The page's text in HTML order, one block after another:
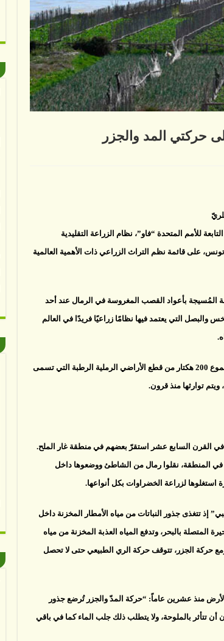
حركتي المد والجزر
للأمم المتحدة “فاو”، نظام الزراعة التقليدية
على قائمة نظم التراث الزراعي ذات الأهمية العالمية
المُسيجة بأعواد القصب المغروسة في الرمال عند أحد
التي يعتمد فيها نظامًا زراعيًا فريدًا في العالم
وكان علي القارصي وزوجته قد ورثا قرابة 0.8 هكتار من مجموع 200 هكتار من قطع الأراضي الرملية الرطبة التي تسمى
القرن السابع عشر استقرّ بعضهم في منطقة غار الملح.
في المنطقة، نقلوا رمال من الشاطئ ووضعوها داخل
استغلوها لزراعة الخضراوات بكل أنواعها.
إذ تتغذى جذور النباتات من مياه الأمطار المخزنة داخل
المتصلة بالبحر، وتدفع المياه العذبة المخزنة من مياه
ومع حركة الجزر، تتوقف حركة الري الطبيعي حتى لا تحصل
وهو مدرّس متقاعد (61 عامًا) يزرع الأرض منذ عشرين عاماً: “حركة المدّ والجزر تُرضع جذور
أن تتأثر بالملوحة، ولا يتطلب ذلك جلب الماء كما في باقي